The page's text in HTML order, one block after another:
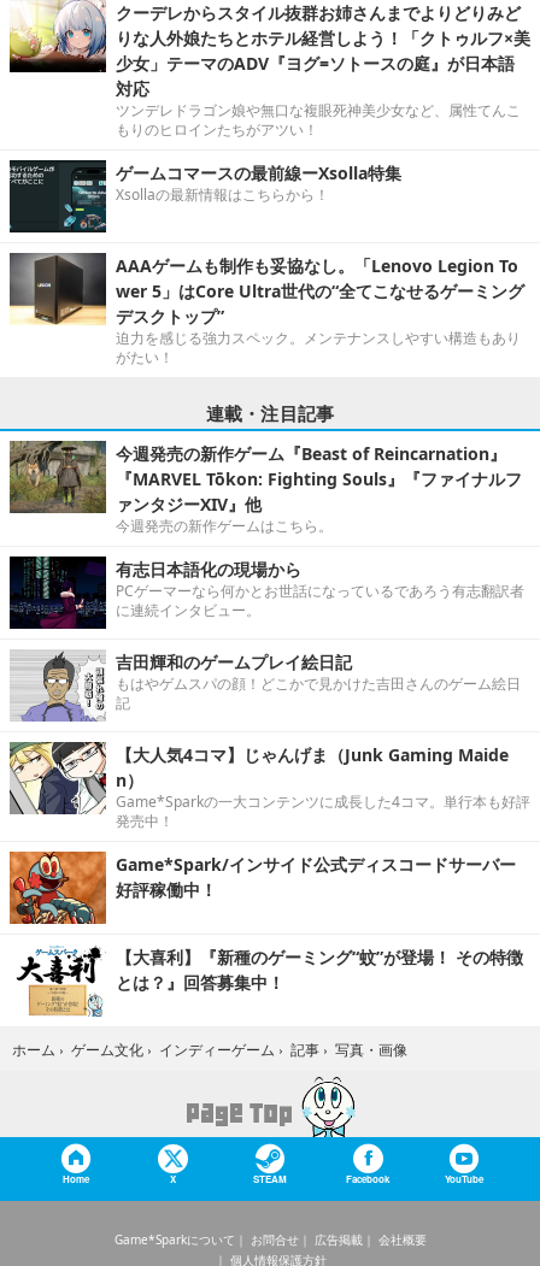
クーデレからスタイル抜群お姉さんまでよりどりみど
りな人外娘たちとホテル経営しよう！「クトゥルフ×美
少女」テーマのADV『ヨグ=ソトースの庭』が日本語
対応
ツンデレドラゴン娘や無口な複眼死神美少女など、属性てんこ
もりのヒロインたちがアツい！
ゲームコマースの最前線ーXsolla特集
Xsollaの最新情報はこちらから！
AAAゲームも制作も妥協なし。「Lenovo Legion To
wer 5」はCore Ultra世代の“全てこなせるゲーミング
デスクトップ”
迫力を感じる強力スペック。メンテナンスしやすい構造もあり
がたい！
連載・注目記事
今週発売の新作ゲーム『Beast of Reincarnation』
『MARVEL Tōkon: Fighting Souls』『ファイナルフ
ァンタジーXIV』他
今週発売の新作ゲームはこちら。
有志日本語化の現場から
PCゲーマーなら何かとお世話になっているであろう有志翻訳者
に連続インタビュー。
吉田輝和のゲームプレイ絵日記
もはやゲムスパの顔！どこかで見かけた吉田さんのゲーム絵日
記
【大人気4コマ】じゃんげま（Junk Gaming Maide
n）
Game*Sparkの一大コンテンツに成長した4コマ。単行本も好評
発売中！
Game*Spark/インサイド公式ディスコードサーバー
好評稼働中！
【大喜利】『新種のゲーミング“蚊”が登場！ その特徴
とは？』回答募集中！
ホーム › ゲーム文化 › インディーゲーム › 記事 › 写真・画像
Home X STEAM Facebook YouTube
Game*Sparkについて お問合せ 広告掲載
会社概要
個人情報保護方針